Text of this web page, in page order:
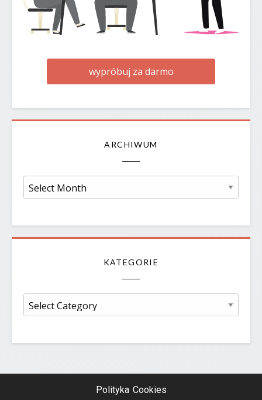
wypróbuj za darmo
ARCHIWUM
Archiwum
KATEGORIE
Kategorie
Polityka Cookies